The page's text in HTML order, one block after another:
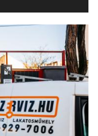
TERMÉKEIT IS!